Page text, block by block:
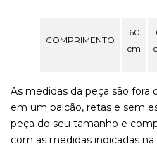
COMPRIMENTO
60
cm
As medidas da peça são fora
em um balcão, retas e sem
peça do seu tamanho e
com as medidas indicadas